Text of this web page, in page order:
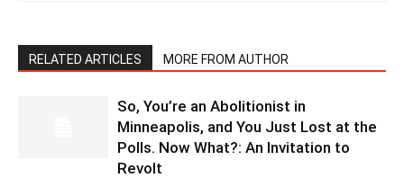
RELATED ARTICLES MORE FROM AUTHOR
So, You’re an Abolitionist in
Minneapolis, and You Just Lost at the
Polls. Now What?: An Invitation to
Revolt